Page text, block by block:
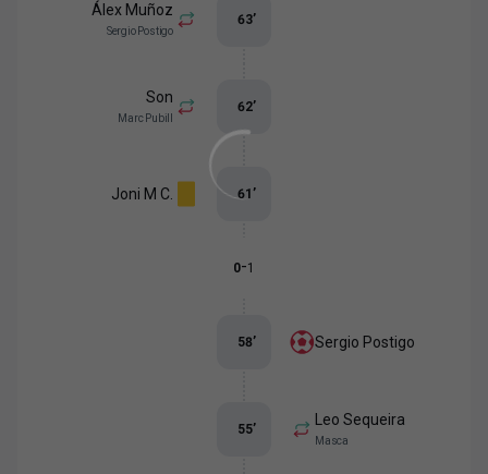
Álex Muñoz
Sergio Postigo
63’
Son
Marc Pubill
62’
Joni M C. 61’
0-1
Sergio Postigo
58’
Leo Sequeira
Masca
55’